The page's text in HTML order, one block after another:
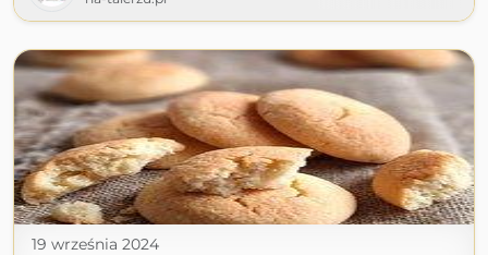
19 września 2024